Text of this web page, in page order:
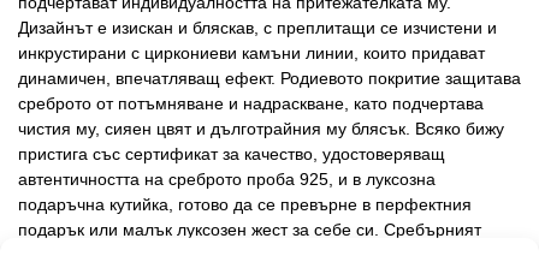
Дизайнът е изискан и бляскав, с преплитащи се изчистени и
инкрустирани с циркониеви камъни линии, които придават
динамичен, впечатляващ ефект. Родиевото покритие защитава
среброто от потъмняване и надраскване, като подчертава
чистия му, сияен цвят и дълготрайния му блясък. Всяко бижу
пристига със сертификат за качество, удостоверяващ
автентичността на среброто проба 925, и в луксозна
подаръчна кутийка, готово да се превърне в перфектния
подарък или малък луксозен жест за себе си. Сребърният